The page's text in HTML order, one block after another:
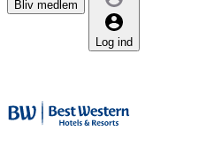
Bliv medlem
Log ind